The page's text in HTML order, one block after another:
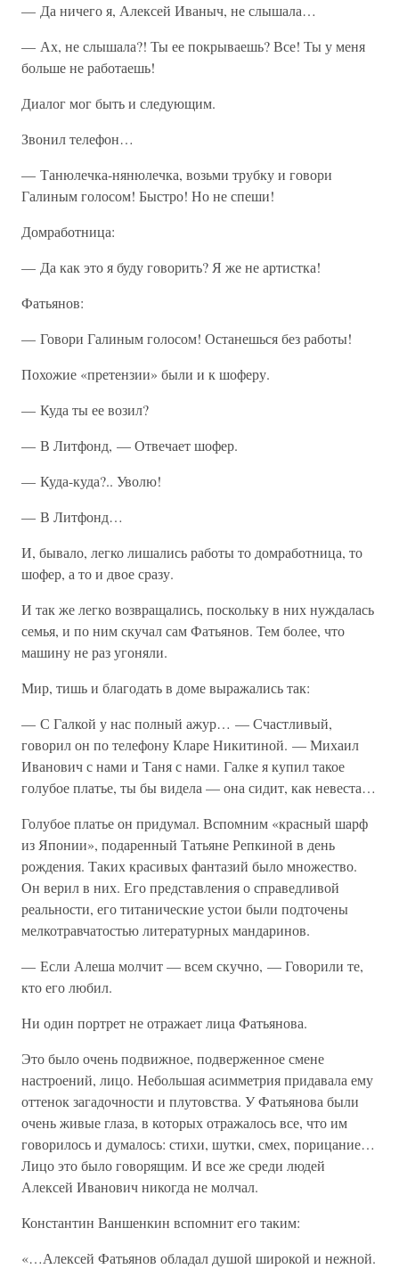
— Да ничего я, Алексей Иваныч, не слышала…
— Ах, не слышала?! Ты ее покрываешь? Все! Ты у меня
больше не работаешь!
Диалог мог быть и следующим.
Звонил телефон…
— Танюлечка-нянюлечка, возьми трубку и говори
Галиным голосом! Быстро! Но не спеши!
Домработница:
— Да как это я буду говорить? Я же не артистка!
Фатьянов:
— Говори Галиным голосом! Останешься без работы!
Похожие «претензии» были и к шоферу.
— Куда ты ее возил?
— В Литфонд, — Отвечает шофер.
— Куда-куда?.. Уволю!
— В Литфонд…
И, бывало, легко лишались работы то домработница, то
шофер, а то и двое сразу.
И так же легко возвращались, поскольку в них нуждалась
семья, и по ним скучал сам Фатьянов. Тем более, что
машину не раз угоняли.
Мир, тишь и благодать в доме выражались так:
— С Галкой у нас полный ажур… — Счастливый,
говорил он по телефону Кларе Никитиной. — Михаил
Иванович с нами и Таня с нами. Галке я купил такое
голубое платье, ты бы видела — она сидит, как невеста…
Голубое платье он придумал. Вспомним «красный шарф
из Японии», подаренный Татьяне Репкиной в день
рождения. Таких красивых фантазий было множество.
Он верил в них. Его представления о справедливой
реальности, его титанические устои были подточены
мелкотравчатостью литературных мандаринов.
— Если Алеша молчит — всем скучно, — Говорили те,
кто его любил.
Ни один портрет не отражает лица Фатьянова.
Это было очень подвижное, подверженное смене
настроений, лицо. Небольшая асимметрия придавала ему
оттенок загадочности и плутовства. У Фатьянова были
очень живые глаза, в которых отражалось все, что им
говорилось и думалось: стихи, шутки, смех, порицание…
Лицо это было говорящим. И все же среди людей
Алексей Иванович никогда не молчал.
Константин Ваншенкин вспомнит его таким:
«…Алексей Фатьянов обладал душой широкой и нежной.